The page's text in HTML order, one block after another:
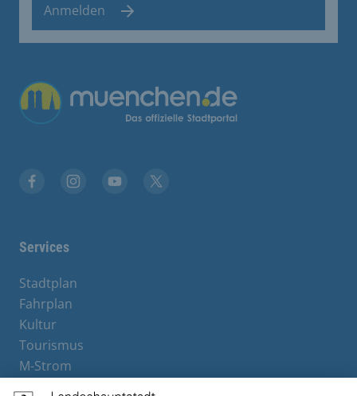
Anmelden
Übergreifende Links
Services
Stadtplan
Fahrplan
Kultur
Tourismus
M-Strom